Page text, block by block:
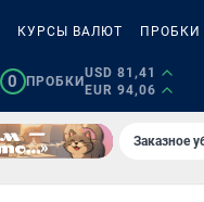
КУРСЫ ВАЛЮТ ПРОБКИ
0 ПРОБКИ
USD 81,41
EUR 94,06
Заказное